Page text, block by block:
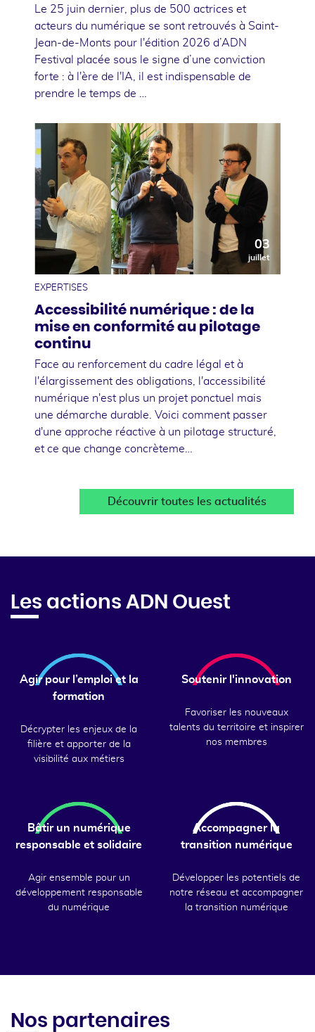
Le 25 juin dernier, plus de 500 actrices et
acteurs du numérique se sont retrouvés à Saint-
Jean-de-Monts pour l'édition 2026 d’ADN
Festival placée sous le signe d’une conviction
forte : à l'ère de l'IA, il est indispensable de
prendre le temps de …
03
juillet
EXPERTISES
Accessibilité numérique : de la
mise en conformité au pilotage
continu
Face au renforcement du cadre légal et à
l'élargissement des obligations, l'accessibilité
numérique n'est plus un projet ponctuel mais
une démarche durable. Voici comment passer
d'une approche réactive à un pilotage structuré,
et ce que change concrèteme…
Découvrir toutes les actualités
Les actions ADN Ouest
Agir pour l’emploi et la
formation
Décrypter les enjeux de la
filière et apporter de la
visibilité aux métiers
Soutenir l'innovation
Favoriser les nouveaux
talents du territoire et inspirer
nos membres
Bâtir un numérique
responsable et solidaire
Agir ensemble pour un
développement responsable
du numérique
Accompagner la
transition numérique
Développer les potentiels de
notre réseau et accompagner
la transition numérique
Nos partenaires